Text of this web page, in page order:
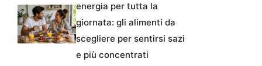
energia per tutta la
giornata: gli alimenti da
scegliere per sentirsi sazi
e più concentrati